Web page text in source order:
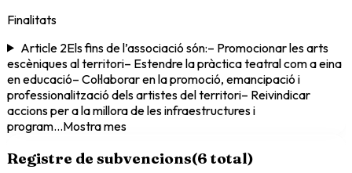
Finalitats
Article 2Els fins de l’associació són:– Promocionar les arts
escèniques al territori– Estendre la pràctica teatral com a eina
en educació– Col·laborar en la promoció, emancipació i
professionalització dels artistes del territori– Reivindicar
accions per a la millora de les infraestructures i
program...Mostra mes
Registre de subvencions(6 total)